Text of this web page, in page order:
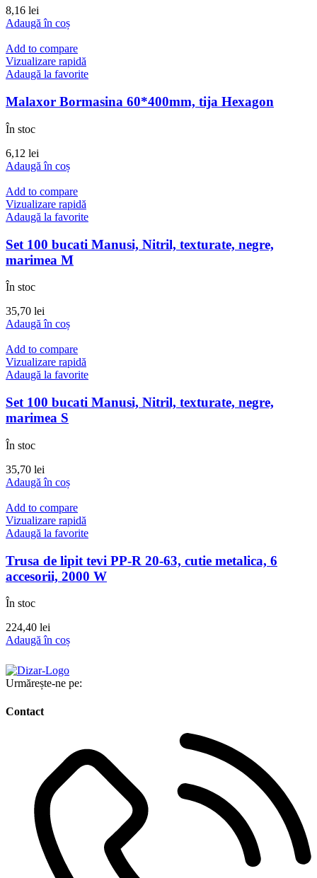
8,16 lei
Adaugă în coș
Add to compare
Vizualizare rapidă
Adaugă la favorite
Malaxor Bormasina 60*400mm, tija Hexagon
În stoc
6,12 lei
Adaugă în coș
Add to compare
Vizualizare rapidă
Adaugă la favorite
Set 100 bucati Manusi, Nitril, texturate, negre,
marimea M
În stoc
35,70 lei
Adaugă în coș
Add to compare
Vizualizare rapidă
Adaugă la favorite
Set 100 bucati Manusi, Nitril, texturate, negre,
marimea S
În stoc
35,70 lei
Adaugă în coș
Add to compare
Vizualizare rapidă
Adaugă la favorite
Trusa de lipit tevi PP-R 20-63, cutie metalica, 6
accesorii, 2000 W
În stoc
224,40 lei
Adaugă în coș
Urmărește-ne pe:
Contact